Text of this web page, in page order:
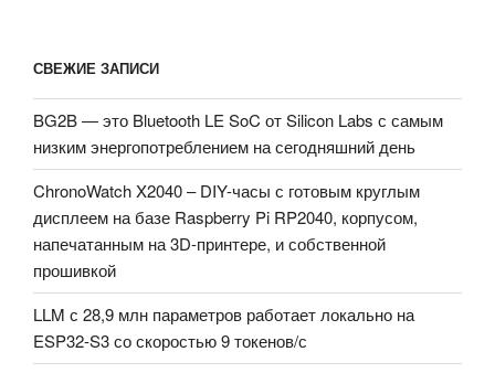
СВЕЖИЕ ЗАПИСИ
BG2B — это Bluetooth LE SoC от Silicon Labs с самым
низким энергопотреблением на сегодняшний день
ChronoWatch X2040 – DIY-часы с готовым круглым
дисплеем на базе Raspberry Pi RP2040, корпусом,
напечатанным на 3D-принтере, и собственной
прошивкой
LLM с 28,9 млн параметров работает локально на
ESP32-S3 со скоростью 9 токенов/с